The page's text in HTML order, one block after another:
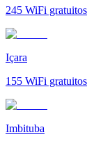
245 WiFi gratuitos
Içara
155 WiFi gratuitos
Imbituba